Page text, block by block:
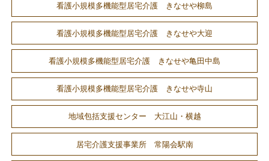
看護小規模多機能型居宅介護 きなせや柳島
看護小規模多機能型居宅介護 きなせや大迎
看護小規模多機能型居宅介護 きなせや亀田中島
看護小規模多機能型居宅介護 きなせや寺山
地域包括支援センター 大江山・横越
居宅介護支援事業所 常陽会駅南